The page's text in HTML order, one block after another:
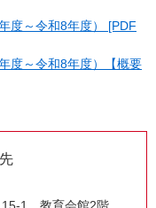
度～令和8年度） [PDF
度～令和8年度）【概要